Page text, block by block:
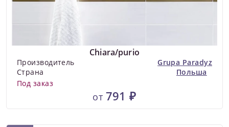
Chiara/purio
Производитель
Grupa Paradyz
Страна
Польша
Под заказ
от 791 ₽